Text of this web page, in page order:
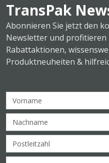
TransPak
Abonnieren Sie jetzt den
Newsletter und profitieren
Rabattaktionen,
Produktneuheiten &